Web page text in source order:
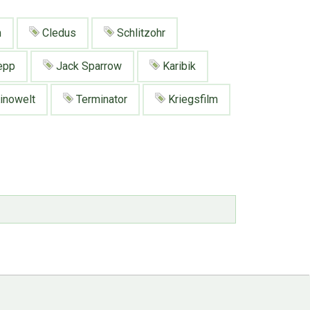
Cledus Schlitzohr
Jack Sparrow Karibik
Terminator Kriegsfilm